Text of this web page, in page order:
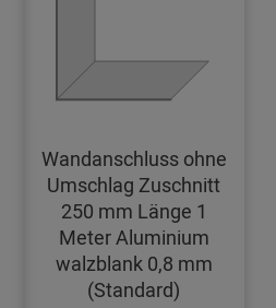
Wandanschluss ohne
Umschlag Zuschnitt
250 mm Länge 1
Meter Aluminium
walzblank 0,8 mm
(Standard)